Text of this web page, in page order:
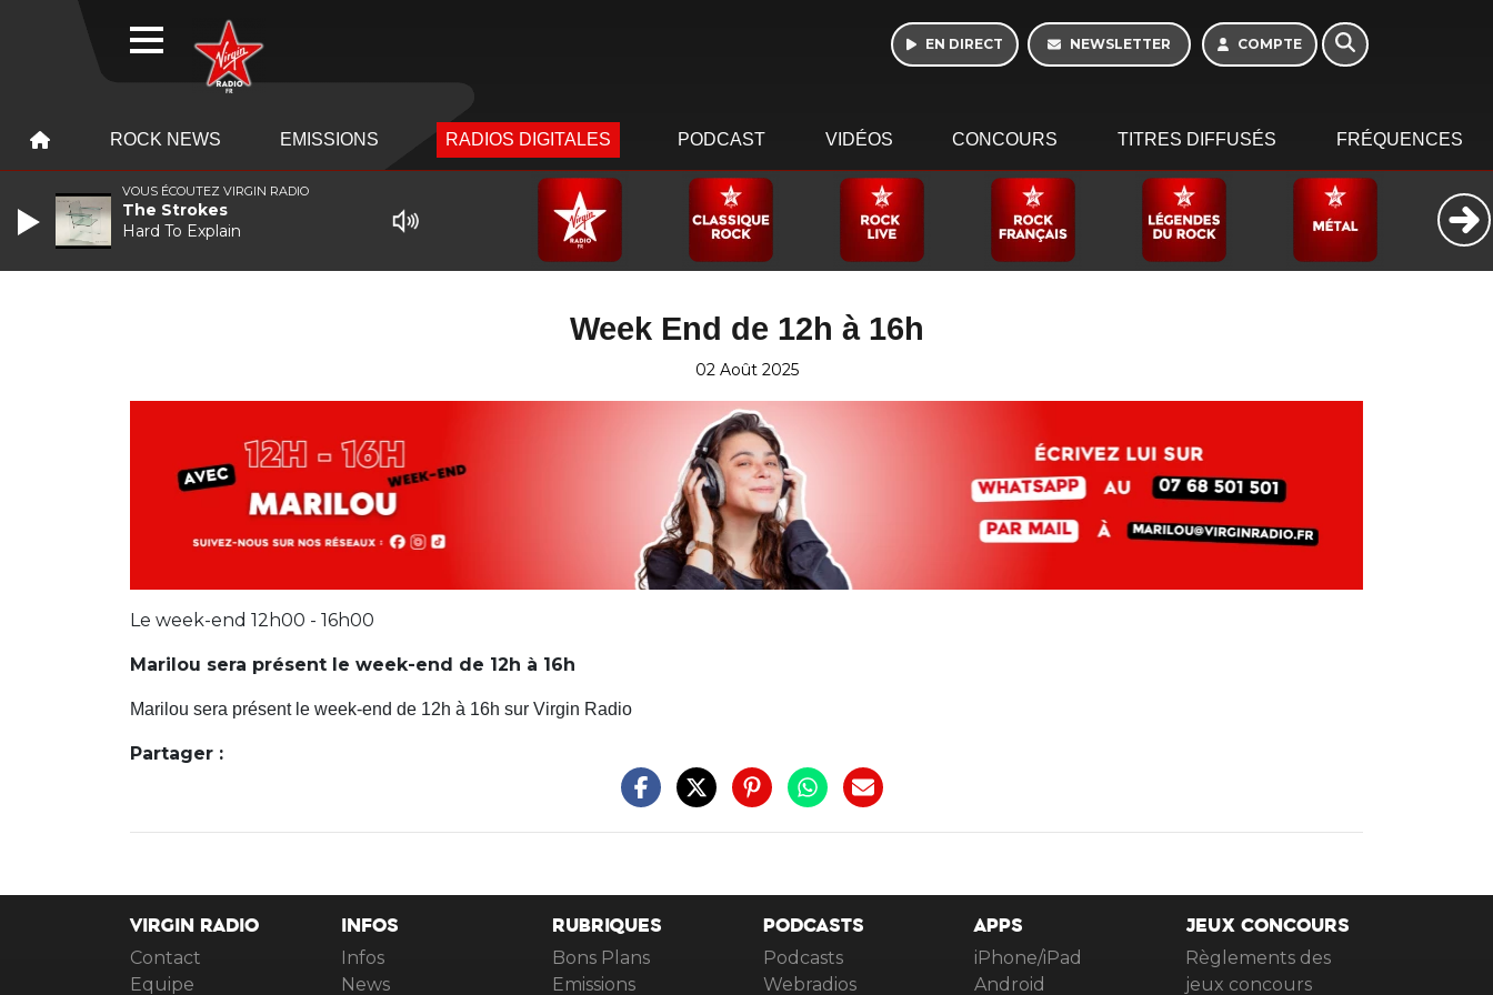
EN DIRECT NEWSLETTER COMPTE
ROCK NEWS EMISSIONS RADIOS DIGITALES PODCAST VIDÉOS CONCOURS TITRES DIFFUSÉS FRÉQUENCES
Week End de 12h à 16h
02 Août 2025
Le week-end 12h00 - 16h00
Marilou sera présent le week-end de 12h à 16h
Marilou sera présent le week-end de 12h à 16h sur Virgin Radio
Partager :
VIRGIN RADIO
Contact
Equipe
INFOS
Infos
News
RUBRIQUES
Bons Plans
Emissions
PODCASTS
Podcasts
Webradios
APPS
iPhone/iPad
Android
JEUX CONCOURS
Règlements des
jeux concours
VOUS ÉCOUTEZ VIRGIN RADIO
The Strokes
Hard To Explain
WEBRADIO
16h - 20h